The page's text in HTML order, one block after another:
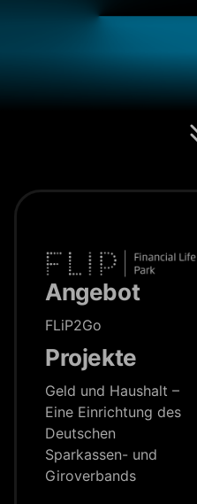
Angebot
FLiP2Go
Projekte
Geld und Haushalt –
Eine Einrichtung des
Deutschen
Sparkassen- und
Giroverbands